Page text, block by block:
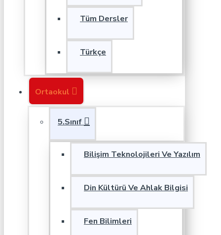
Tüm Dersler
Türkçe
Ortaokul
5.Sınıf
Bilişim Teknolojileri Ve Yazılım
Din Kültürü Ve Ahlak Bilgisi
Fen Bilimleri